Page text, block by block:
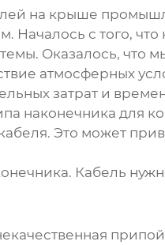
на крыше
Началось с того,
Оказалось, что
атмосферных
затрат и
наконечника для
Это может
Кабель